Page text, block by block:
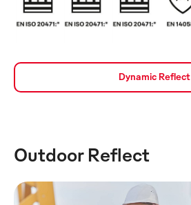
Dynamic Reflect
Outdoor Reflect